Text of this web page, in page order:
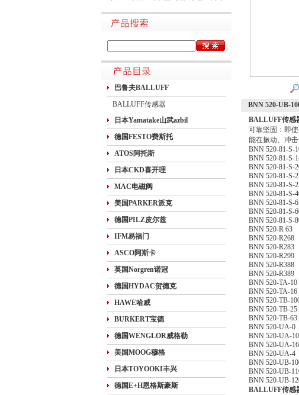
假3十七假4十八假5十九假6二十假7
廿一假8廿二9廿三班10廿四11廿五10
月1日~8日放假调休，共8天。9月27
上班。在此期间如有进口产品需要采
购的客户，为避免您的货期受到影
响，请提前安排订货事宜。高速规定
如下1.高速免费规定时间：2020年10
月1日0时-10月8日24时，共8天
巴鲁夫BALLUFF
BALLUFF传感器
日本Yamatake山武azbil
德国FESTO费斯托
ATOS阿托斯
日本CKD喜开理
MAC电磁阀
美国PARKER派克
德国PILZ皮尔兹
IFM易福门
ASCO阿斯卡
英国Norgren诺冠
德国HYDAC贺德克
HAWE哈威
BURKERT宝德
德国WENGLOR威格勒
美国MOOG穆格
日本TOYOOKI丰兴
德国E+H恩格斯豪斯
BNN 520-UB-
BALLUFF传感
可靠坚固：即
能在振动、冲
BNN 520-81-S-
BNN 520-81-S-
BNN 520-81-S-
BNN 520-81-S-
BNN 520-81-S-
BNN 520-81-S-
BNN 520-81-S-
BNN 520-81-S-
BNN 520-81-S-
BNN 520-R 63
BNN 520-R268
BNN 520-R283
BNN 520-R299
BNN 520-R388
BNN 520-R389
BNN 520-TA-10
BNN 520-TA-16
BNN 520-TB-
BNN 520-TB-25
BNN 520-TB-63
BNN 520-UA-0
BNN 520-UA-10
BNN 520-UA-16
BNN 520-UA-4
BNN 520-UB-
BNN 520-UB-
BNN 520-UB-
BALLUFF传感